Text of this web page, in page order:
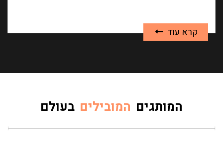
קרא עוד
המותגים המובילים בעולם